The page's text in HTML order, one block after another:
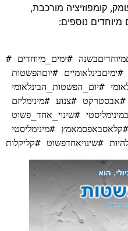
קומפוזיציה מורכבת,
נוספים:
#ימיםמיוחדים #ימיםמיוחדיםבשנה #ימים_מיוחדים
#שינויאחדפשוט #קליקלות